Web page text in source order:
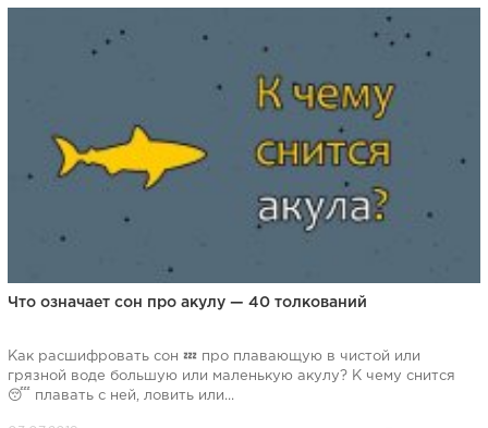
Что означает сон про акулу — 40 толкований
Как расшифровать сон 💤 про плавающую в чистой или
грязной воде большую или маленькую акулу? К чему снится
😴 плавать с ней, ловить или...